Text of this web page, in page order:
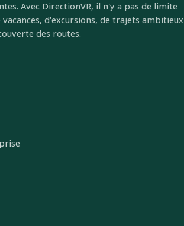
Avec DirectionVR, il n'y a pas de limite
d'excursions, de trajets ambitieux
des routes.